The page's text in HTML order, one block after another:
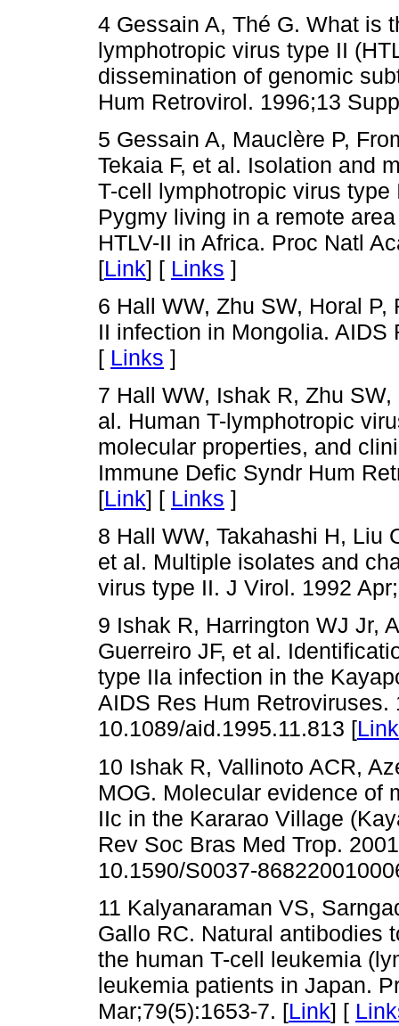
4 Gessain A, Thé G. What is
lymphotropic virus type II
dissemination of genomic
Hum Retrovirol. 1996;13
5 Gessain A, Mauclère P,
Tekaia F, et al. Isolation and
T-cell lymphotropic virus
Pygmy living in a remote
HTLV-II in Africa. Proc Natl
[Link] [ Links ]
6 Hall WW, Zhu SW, Horal P,
II infection in Mongolia. AIDS
[ Links ]
7 Hall WW, Ishak R, Zhu
al. Human T-lymphotropic
molecular properties, and
Immune Defic Syndr Hum
[Link] [ Links ]
8 Hall WW, Takahashi H, Liu
et al. Multiple isolates and
virus type II. J Virol. 1992
9 Ishak R, Harrington WJ Jr,
Guerreiro JF, et al.
type IIa infection in the
AIDS Res Hum Retroviruses.
10.1089/aid.1995.11.813 [Link
10 Ishak R, Vallinoto ACR,
MOG. Molecular evidence of
IIc in the Kararao Village
Rev Soc Bras Med Trop.
10.1590/S0037-
11 Kalyanaraman VS,
Gallo RC. Natural antibodies
the human T-cell leukemia
leukemia patients in Japan.
Mar;79(5):1653-7. [Link] [